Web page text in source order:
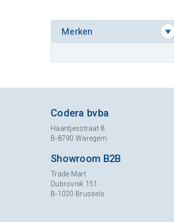
Merken
Codera bvba
Haantjesstraat 8
B-8790 Waregem
Showroom B2B
Trade Mart
Dubrovnik 151
B-1020 Brussels